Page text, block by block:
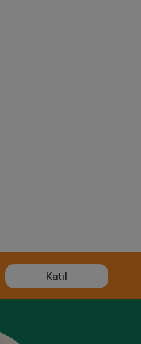
Katıl